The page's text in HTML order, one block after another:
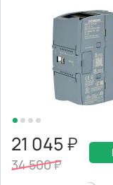
21 045
34 500